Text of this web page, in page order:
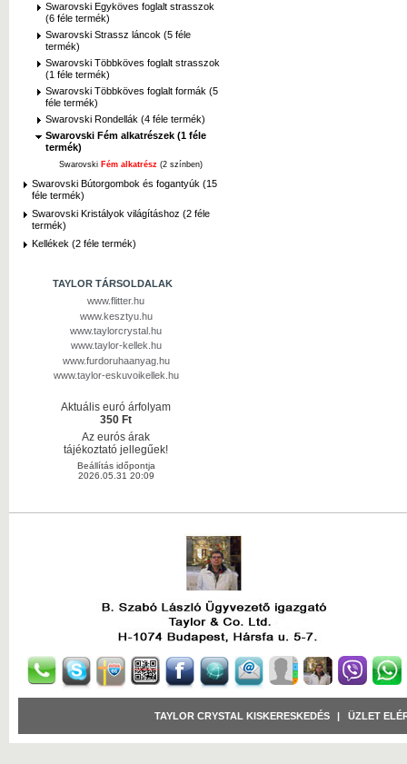
Swarovski Egyköves foglalt strasszok
(6 féle termék)
Swarovski Strassz láncok (5 féle
termék)
Swarovski Többköves foglalt strasszok
(1 féle termék)
Swarovski Többköves foglalt formák (5
féle termék)
Swarovski Rondellák (4 féle termék)
Swarovski Fém alkatrészek (1 féle
termék)
Swarovski Fém alkatrész (2 színben)
Swarovski Bútorgombok és fogantyúk (15
féle termék)
Swarovski Kristályok világításhoz (2 féle
termék)
Kellékek (2 féle termék)
TAYLOR TÁRSOLDALAK
www.flitter.hu
www.kesztyu.hu
www.taylorcrystal.hu
www.taylor-kellek.hu
www.furdoruhaanyag.hu
www.taylor-eskuvoikellek.hu
Aktuális euró árfolyam
350 Ft
Az eurós árak
tájékoztató jellegűek!
Beállítás időpontja
2026.05.31 20:09
TAYLOR CRYSTAL KISKERESKEDÉS ÜZLET